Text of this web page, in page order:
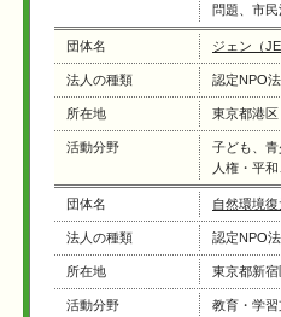
問題、市
団体名 ジェン（
法人の種類 認定NPO
所在地 東京都港区
活動分野
子ども、
人権・平
団体名 自然環境
法人の種類 認定NPO
所在地 東京都新宿
活動分野
教育・学